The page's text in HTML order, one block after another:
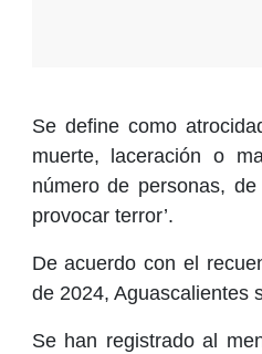
Se define como
muerte, laceración o
número de personas,
provocar terror’.
De acuerdo con el
de 2024, Aguascalientes
Se han registrado al